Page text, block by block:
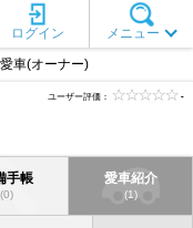
メニュー
ログイン
愛車(オーナー)
ユーザー評価： -
手帳
(0)
愛車紹介
(1)